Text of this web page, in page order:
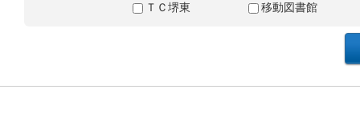
ＴＣ堺東
移動図書館